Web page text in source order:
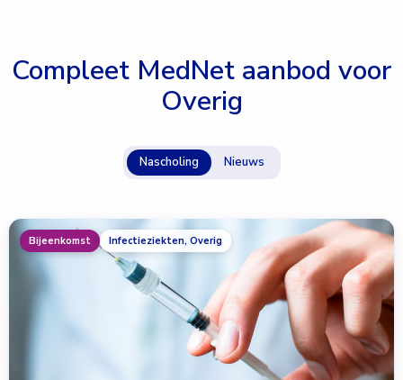
Compleet MedNet aanbod voor
Overig
Nascholing Nieuws
Bijeenkomst Infectieziekten, Overig